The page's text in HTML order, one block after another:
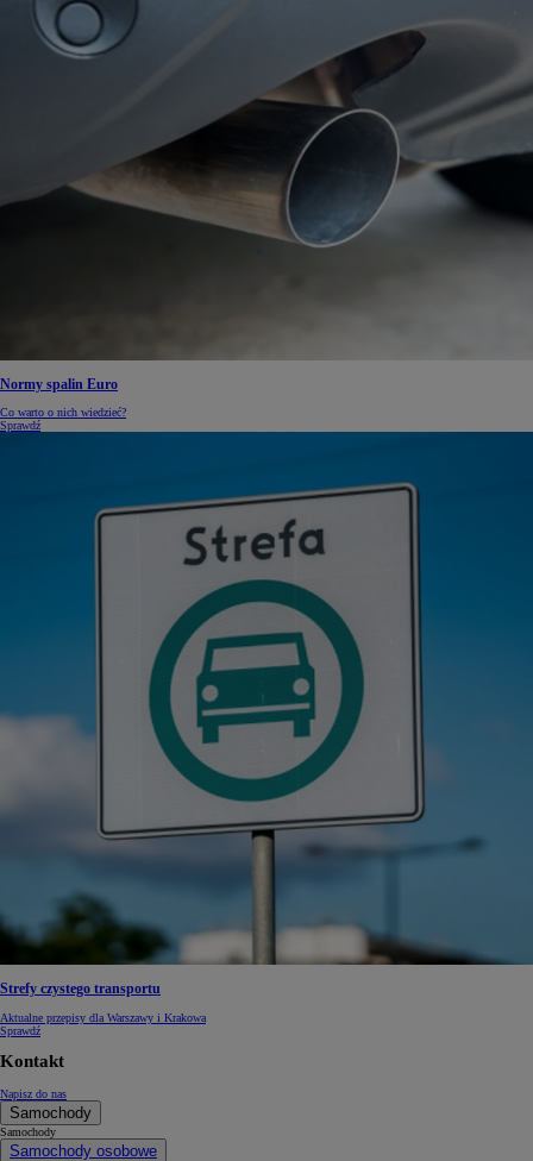
Normy spalin Euro
Co warto o nich wiedzieć?
Sprawdź
Strefy czystego transportu
Aktualne przepisy dla Warszawy i Krakowa
Sprawdź
Kontakt
Napisz do nas
Samochody
Samochody
Samochody osobowe